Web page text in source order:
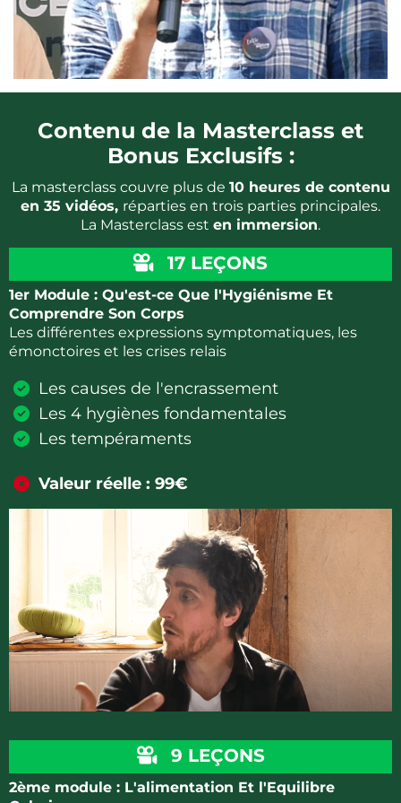
Contenu de la Masterclass et
Bonus Exclusifs :
La masterclass couvre plus de 10 heures de contenu
en 35 vidéos, réparties en trois parties principales.
La Masterclass est en immersion.
17 LEÇONS
1er Module : Qu'est-ce Que l'Hygiénisme Et
Comprendre Son Corps
Les différentes expressions symptomatiques, les
émonctoires et les crises relais
Les causes de l'encrassement
Les 4 hygiènes fondamentales
Les tempéraments
Valeur réelle : 99€
9 LEÇONS
2ème module : L'alimentation Et l'Equilibre